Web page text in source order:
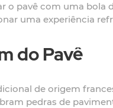
o pavê com uma bola
uma experiência
do Pavê
de origem
pedras de